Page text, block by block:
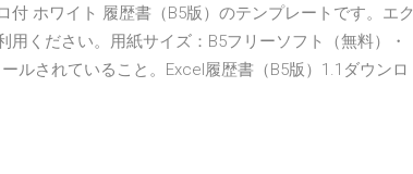
付 ホワイト 履歴書（B5版）のテンプレートです。エク
ください。用紙サイズ：B5フリーソフト（無料）・
ルされていること。Excel履歴書（B5版）1.1ダウンロ